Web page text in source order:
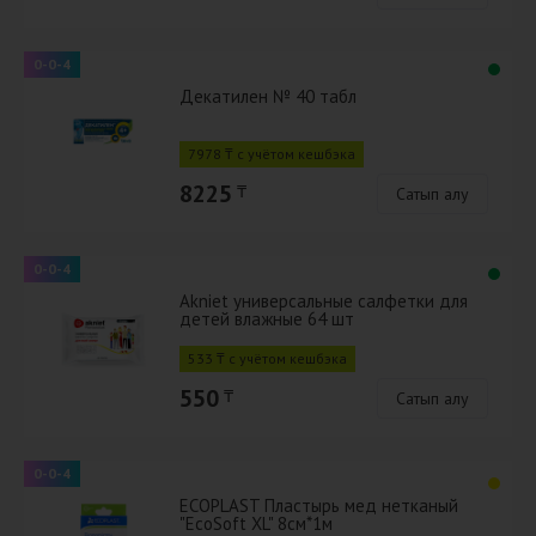
0-0-4
Декатилен № 40 табл
7978 ₸ с учётом кешбэка
8225 ₸ Сатып алу
0-0-4
Akniet универсальные салфетки для
детей влажные 64 шт
533 ₸ с учётом кешбэка
550 ₸ Сатып алу
0-0-4
ECOPLAST Пластырь мед нетканый
"EcoSoft XL" 8см*1м